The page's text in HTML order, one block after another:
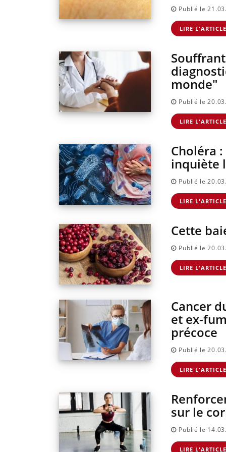
Publié le
LIRE L'ARTICLE
monde"
Publié le
LIRE L'ARTICLE
Choléra
inquiète
Publié le
LIRE L'ARTICLE
Cette
Publié le
LIRE L'ARTICLE
Cancer
et ex-
précoce
Publié le
LIRE L'ARTICLE
sur le
Publié le
LIRE L'ARTICLE
Comment oublier les
écrans en vacances ?
Chikungunya,
dengue, West Nile :
que se passe-t-il
dans le sud de la